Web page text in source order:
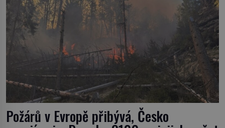
Požárů v Evropě přibývá, Česko